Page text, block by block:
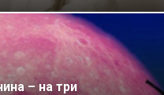
– на три